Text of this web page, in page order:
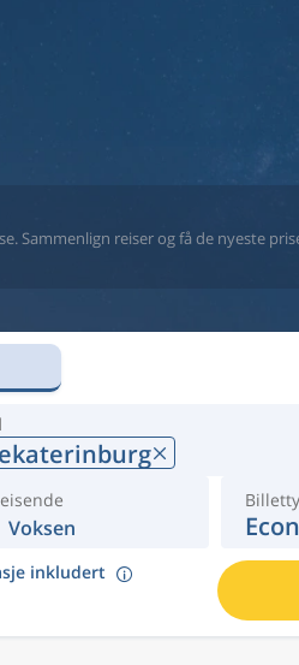
Sammenlign reiser og få de nyeste
Voksen
inkludert